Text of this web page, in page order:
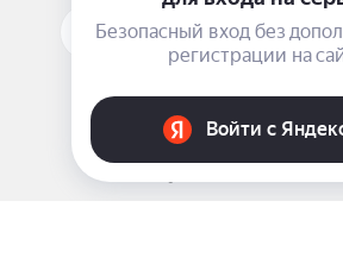
ПОДПИСАТЬСЯ НА РАССЫЛКУ
ЗАДАТЬ ВОПРОС